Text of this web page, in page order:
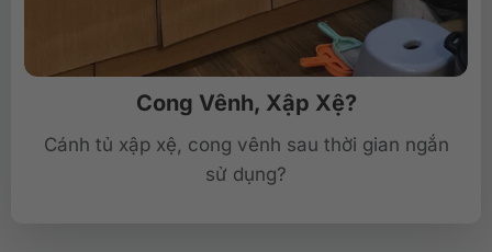
Cong Vênh, Xập Xệ?
Cánh tủ xập xệ, cong vênh sau thời gian ngắn
sử dụng?